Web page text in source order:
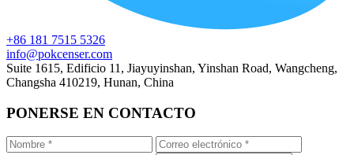
+86 181 7515 5326
info@pokcenser.com
Suite 1615, Edificio 11, Jiayuyinshan, Yinshan Road, Wangcheng,
Changsha 410219, Hunan, China
PONERSE EN CONTACTO